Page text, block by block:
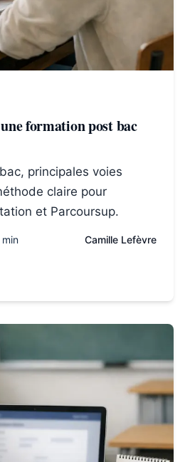
formation post bac
principales voies
claire pour
et Parcoursup.
Camille Lefèvre